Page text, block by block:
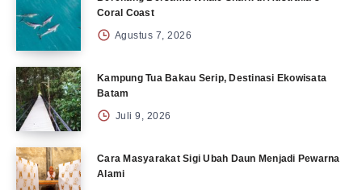
Coral Coast
Agustus 7, 2026
Kampung Tua Bakau Serip, Destinasi Ekowisata
Batam
Juli 9, 2026
Cara Masyarakat Sigi Ubah Daun Menjadi Pewarna
Alami